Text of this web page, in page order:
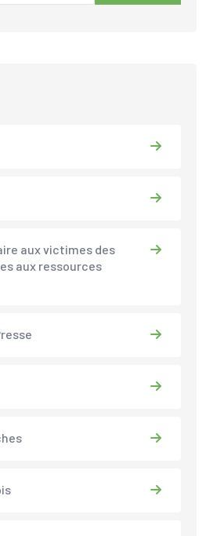
aux victimes des
aux ressources